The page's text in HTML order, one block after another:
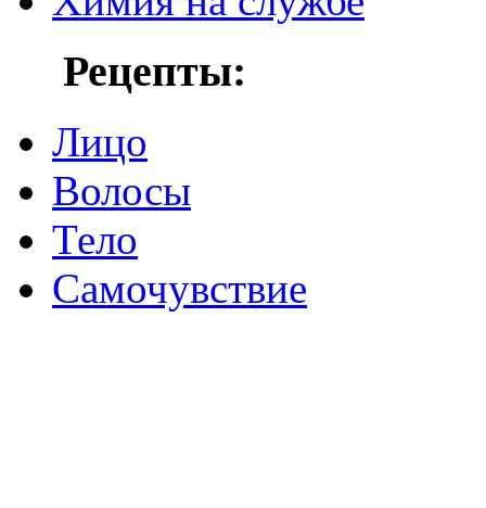
Рецепты:
Лицо
Волосы
Тело
Самочувствие